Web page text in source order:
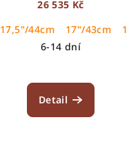
26 535 Kč
17,5"/44cm
17"/43cm
6-14 dní
Detail